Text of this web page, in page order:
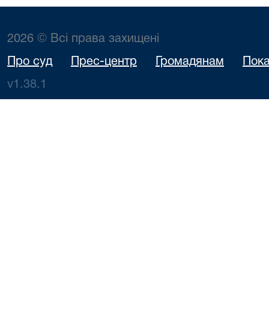
2026 © Всі права захищені
Про суд Прес-центр Громадянам
v1.38.1